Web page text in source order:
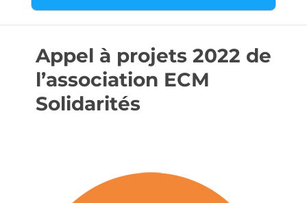
Appel à projets 2022 de
l’association ECM
Solidarités